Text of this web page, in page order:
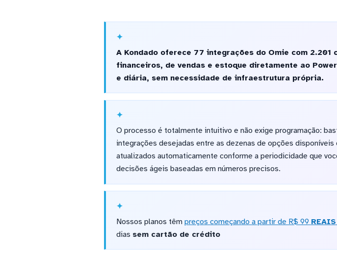
A Kondado oferece 77 integrações do Omie com
financeiros, de vendas e estoque diretamente ao
e diária, sem necessidade de infraestrutura própria.
O processo é totalmente intuitivo e não exige programação:
integrações desejadas entre as dezenas de opções
atualizados automaticamente conforme a periodicidade que
decisões ágeis baseadas em números precisos.
Nossos planos têm preços começando a partir de R$ 99 REAIS
dias sem cartão de crédito